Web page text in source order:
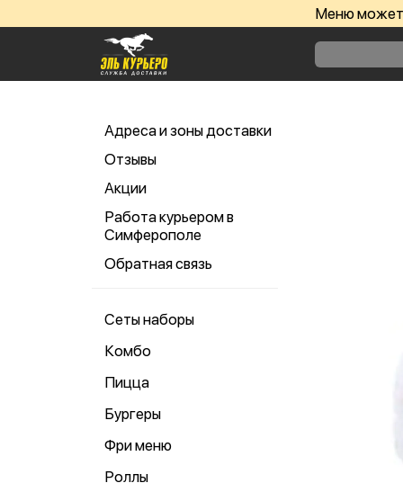
Меню может
Адреса и зоны доставки
Отзывы
Акции
Работа курьером в
Симферополе
Обратная связь
Сеты наборы
Комбо
Пицца
Бургеры
Фри меню
Роллы